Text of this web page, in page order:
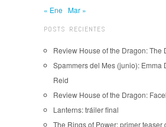
« Ene Mar »
POSTS RECIENTES
Review House of the Dragon: The
Spammers del Mes (junio): Emma
Reid
Review House of the Dragon:
Lanterns: tráiler final
The Rings of Power: primer teaser